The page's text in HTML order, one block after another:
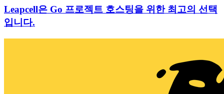
Leapcell은 Go 프로젝트 호스팅을 위한 최고의 선택
입니다.